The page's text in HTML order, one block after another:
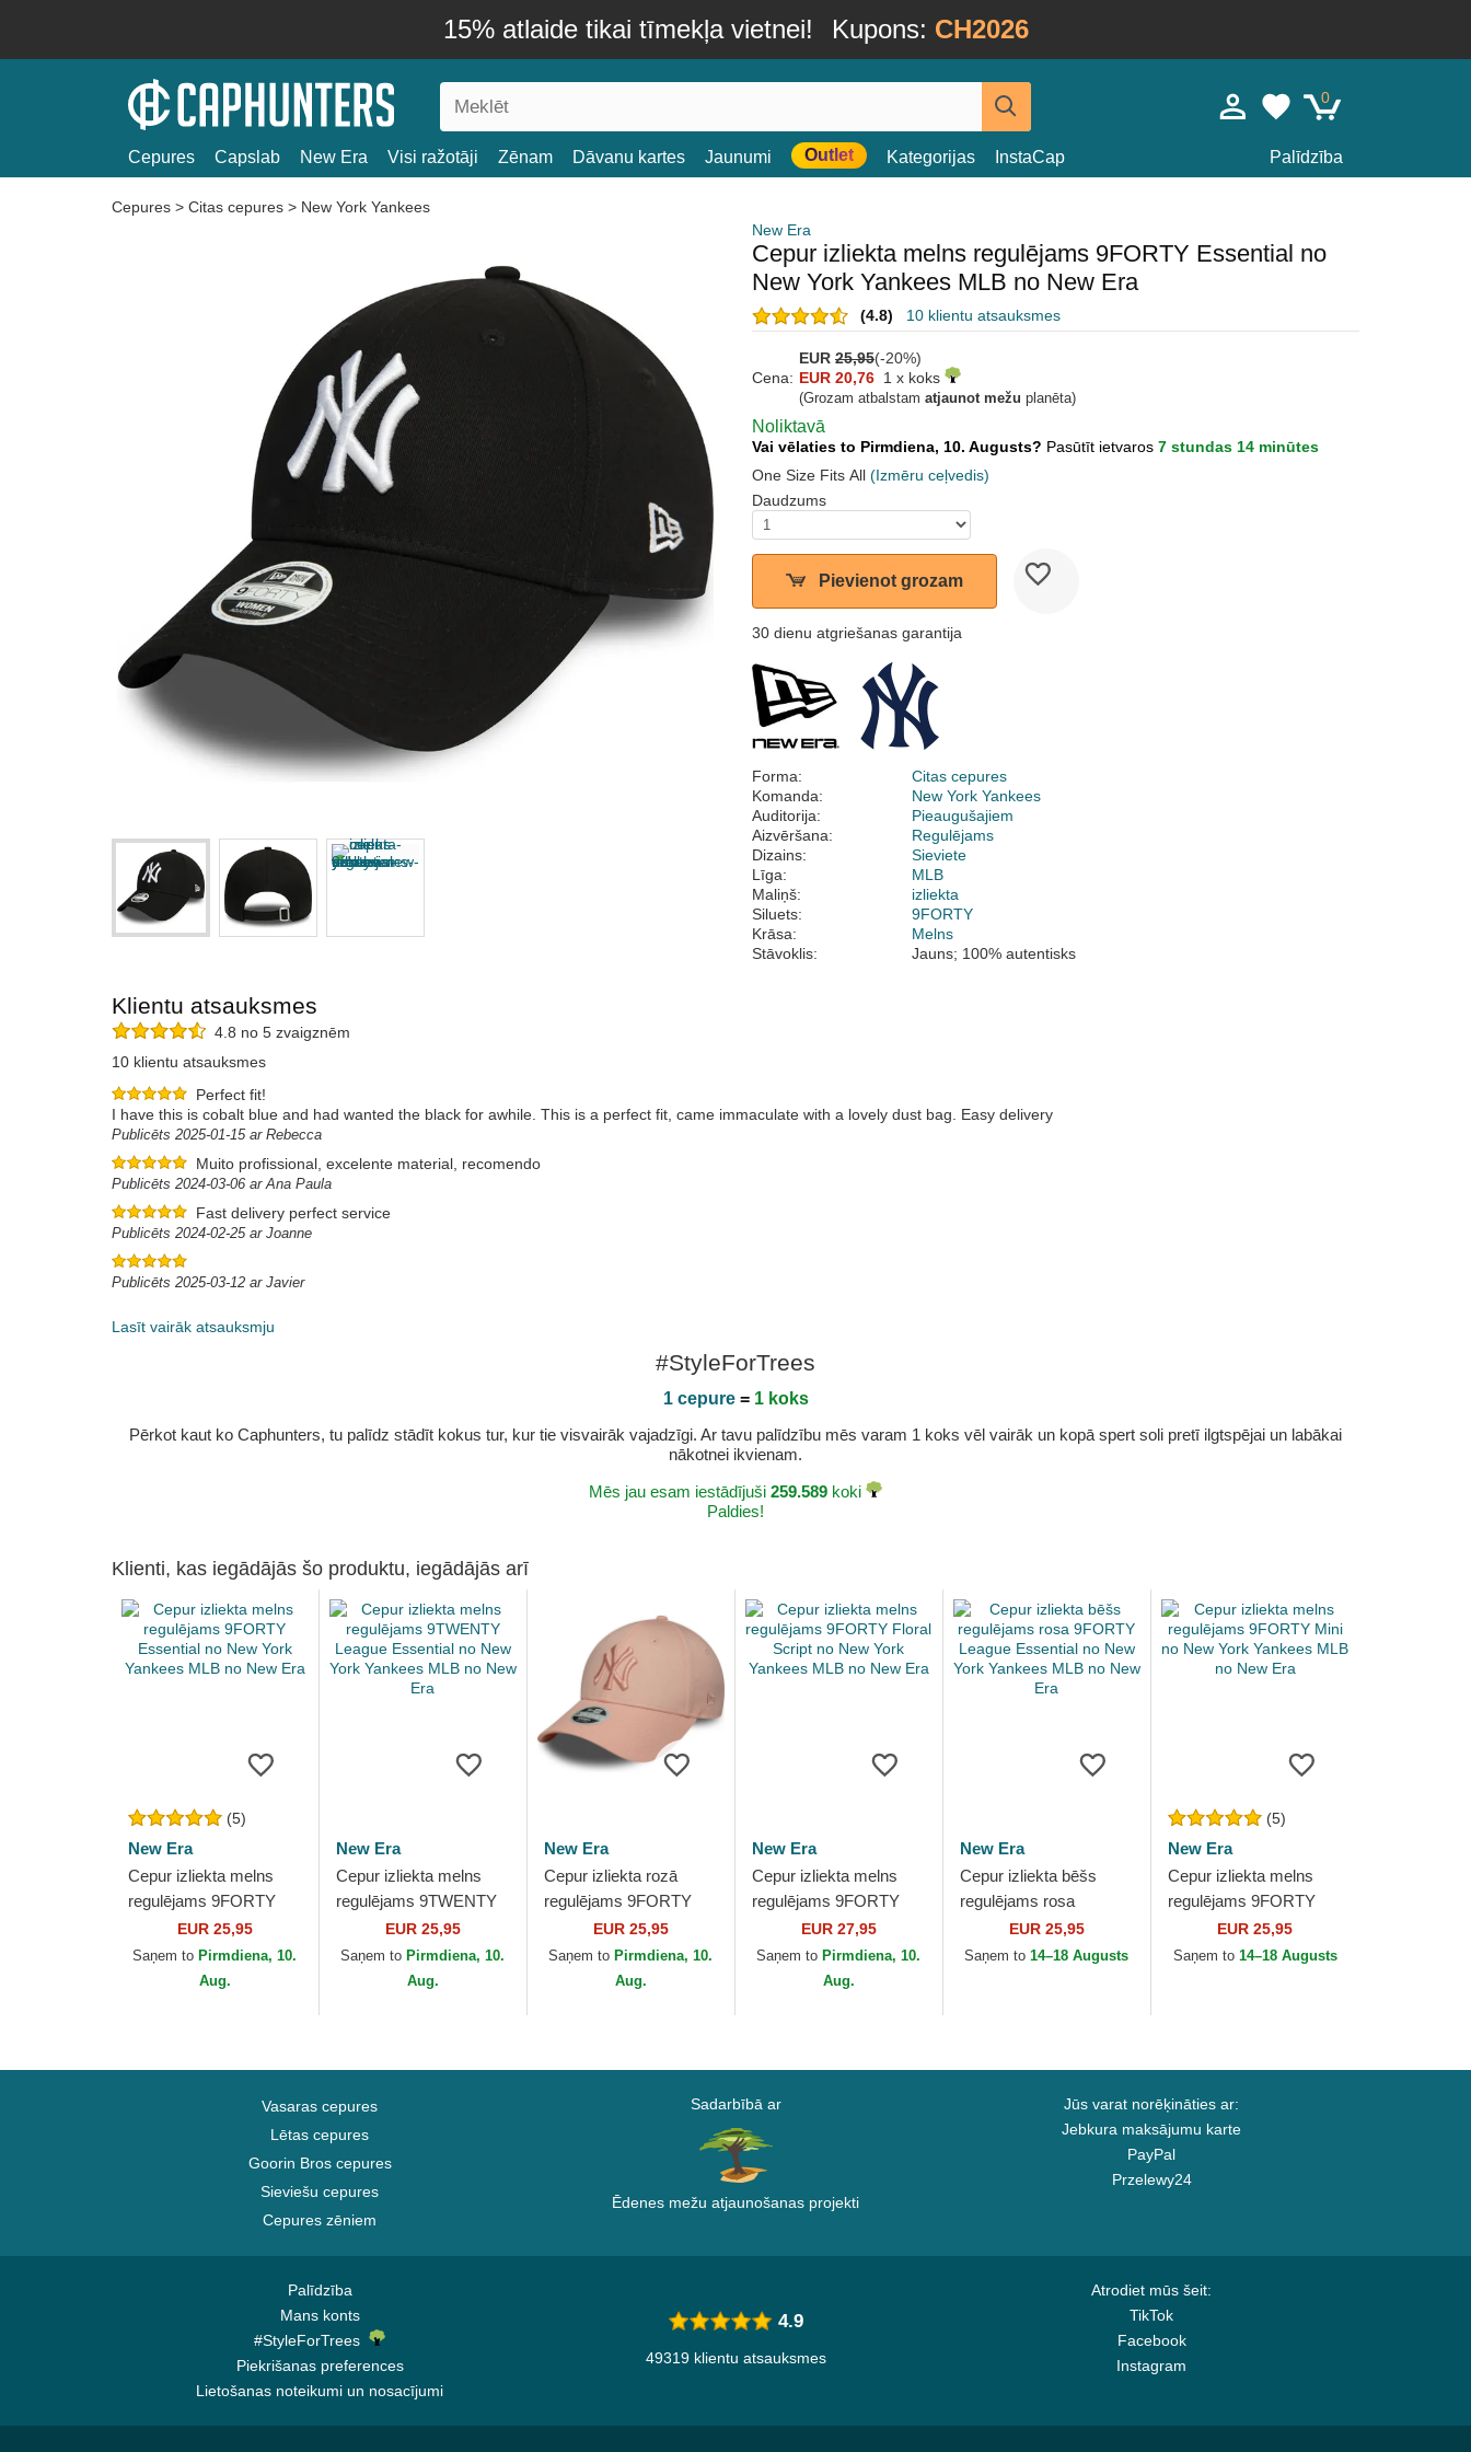
15% atlaide tikai tīmekļa vietnei! Kupons: CH2026
0
Cepures Capslab New Era Visi ražotāji Zēnam Dāvanu kartes Jaunumi Outlet Kategorijas InstaCap Palīdzība
Cepures > Citas cepures > New York Yankees
New Era
Cepur izliekta melns regulējams 9FORTY Essential no
New York Yankees MLB no New Era
(4.8) 10 klientu atsauksmes
EUR 25,95(-20%)
Cena: EUR 20,76 1 x koks
(Grozam atbalstam atjaunot mežu planēta)
Noliktavā
Vai vēlaties to Pirmdiena, 10. Augusts? Pasūtīt ietvaros 7 stundas 14 minūtes
One Size Fits All (Izmēru ceļvedis)
Daudzums
Pievienot grozam
30 dienu atgriešanas garantija
Forma:
Citas cepures
Komanda:
New York Yankees
Auditorija:
Pieaugušajiem
Aizvēršana:
Regulējams
Dizains:
Sieviete
Līga:
MLB
Maliņš:
izliekta
Siluets:
9FORTY
Krāsa:
Melns
Stāvoklis:
Jauns; 100% autentisks
Klientu atsauksmes
4.8 no 5 zvaigznēm
10 klientu atsauksmes
Perfect fit!
I have this is cobalt blue and had wanted the black for awhile. This is a perfect fit, came immaculate with a lovely dust bag. Easy delivery
Publicēts 2025-01-15 ar Rebecca
Muito profissional, excelente material, recomendo
Publicēts 2024-03-06 ar Ana Paula
Fast delivery perfect service
Publicēts 2024-02-25 ar Joanne
Publicēts 2025-03-12 ar Javier
Lasīt vairāk atsauksmju
#StyleForTrees
1 cepure= 1 koks
Pērkot kaut ko Caphunters, tu palīdz stādīt kokus tur, kur tie visvairāk vajadzīgi. Ar tavu palīdzību mēs varam 1 koks vēl vairāk un kopā spert soli pretī ilgtspējai un labākai
nākotnei ikvienam.
Mēs jau esam iestādījuši 259.589 koki
Paldies!
Klienti, kas iegādājās šo produktu, iegādājās arī
(5)
New Era
Cepur izliekta melns
regulējams 9FORTY
Essential no New York
Yankees MLB no New
EUR 25,95
Saņem to Pirmdiena, 10.
Aug.
New Era
Cepur izliekta melns
regulējams 9TWENTY
League Essential no
New York Yankees
MLB no New Era
EUR 25,95
Saņem to Pirmdiena, 10.
Aug.
New Era
Cepur izliekta rozā
regulējams 9FORTY
League Essential no
New York Yankees
MLB no New Era
EUR 25,95
Saņem to Pirmdiena, 10.
Aug.
New Era
Cepur izliekta melns
regulējams 9FORTY
Floral Script no New
York Yankees MLB no
EUR 27,95
Saņem to Pirmdiena, 10.
Aug.
New Era
Cepur izliekta bēšs
regulējams rosa
9FORTY League
Essential no New York
EUR 25,95
Saņem to14–18 Augusts
(5)
New Era
Cepur izliekta melns
regulējams 9FORTY
Mini no New York
Yankees MLB no New
EUR 25,95
Saņem to 14–18 Augusts
Vasaras cepures
Lētas cepures
Goorin Bros cepures
Sieviešu cepures
Cepures zēniem
Sadarbībā ar
Ēdenes mežu atjaunošanas projekti
Jūs varat norēķināties ar:
Jebkura maksājumu karte
PayPal
Przelewy24
Palīdzība
Mans konts
#StyleForTrees
Piekrišanas preferences
Lietošanas noteikumi un nosacījumi
Atrodiet mūs šeit:
TikTok
Facebook
Instagram
4.9
49319 klientu atsauksmes